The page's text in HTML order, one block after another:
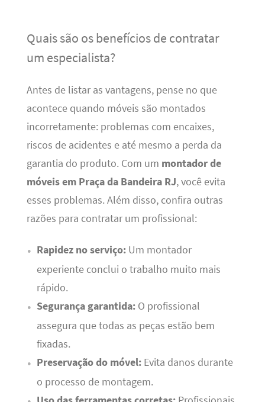
Quais são os benefícios de contratar
um especialista?
Antes de listar as vantagens, pense no que
acontece quando móveis são montados
incorretamente: problemas com encaixes,
riscos de acidentes e até mesmo a perda da
garantia do produto. Com um montador de
móveis em Praça da Bandeira RJ, você evita
esses problemas. Além disso, confira outras
razões para contratar um profissional:
Rapidez no serviço:Um montador
experiente conclui o trabalho muito mais
rápido.
Segurança garantida:O profissional
assegura que todas as peças estão bem
fixadas.
Preservação do móvel:Evita danos durante
o processo de montagem.